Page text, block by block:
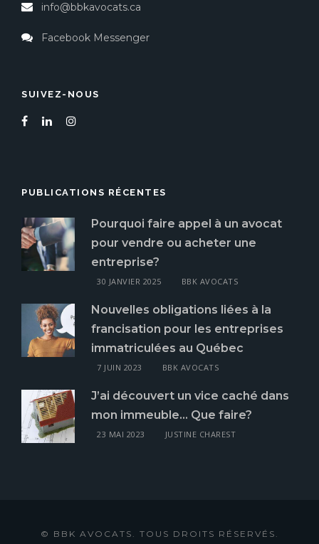
info@bbkavocats.ca
Facebook Messenger
SUIVEZ-NOUS
PUBLICATIONS RÉCENTES
Pourquoi faire appel à un avocat
pour vendre ou acheter une
entreprise?
30 JANVIER 2025 BBK AVOCATS
Nouvelles obligations liées à la
francisation pour les entreprises
immatriculées au Québec
7 JUIN 2023 BBK AVOCATS
J’ai découvert un vice caché dans
mon immeuble… Que faire?
23 MAI 2023 JUSTINE CHAREST
© BBK AVOCATS. TOUS DROITS RÉSERVÉS.